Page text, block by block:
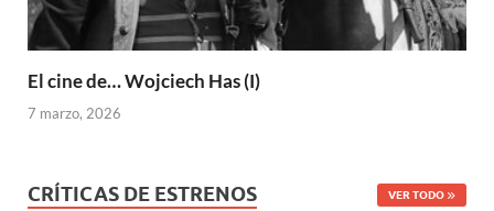
El cine de… Wojciech Has (I)
7 marzo, 2026
CRÍTICAS DE ESTRENOS VER TODO